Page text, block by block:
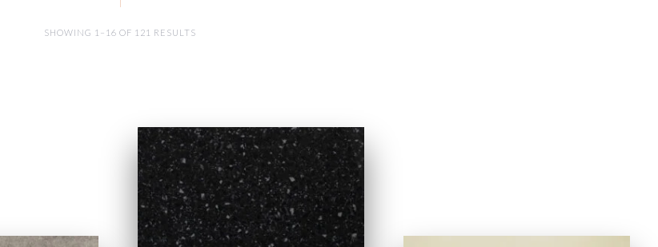
SHOWING 1–16 OF 121 RESULTS